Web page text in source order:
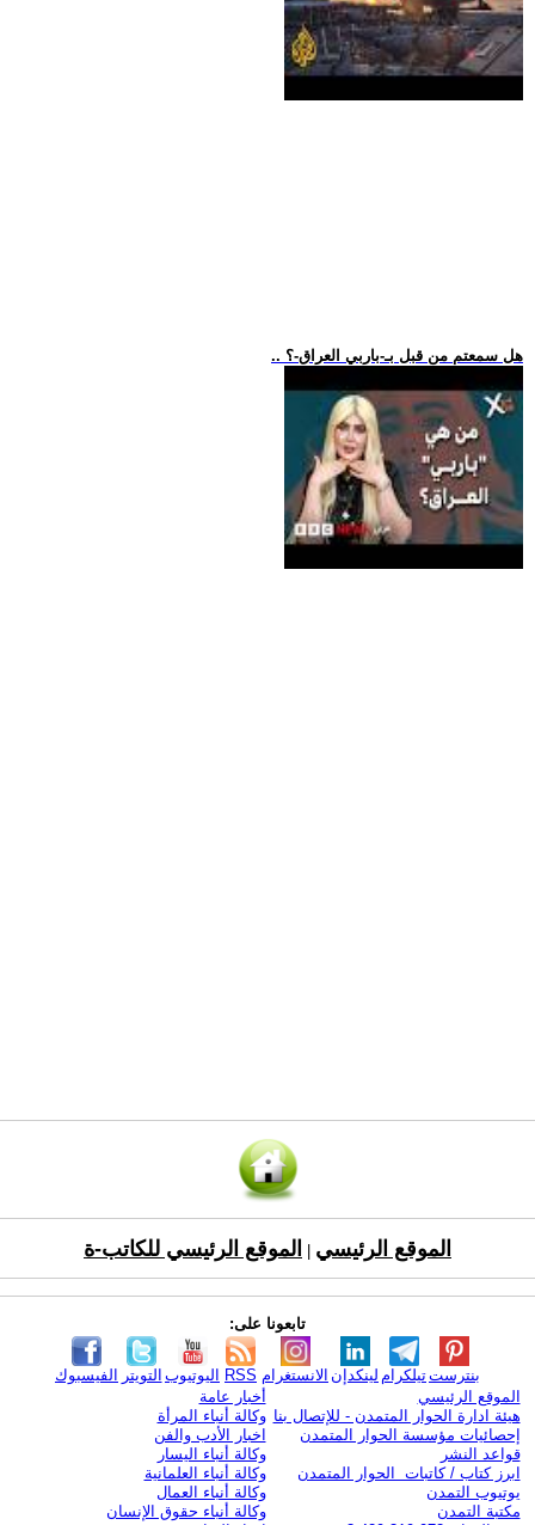
.. هل سمعتم من قبل بـ-باربي العراق-؟
الموقع الرئيسي الموقع الرئيسي للكاتب-ة
تابعونا على:
الفيسبوك التويتر اليوتيوب RSS الانستغرام لينكدإن تيلكرامبنترست
الموقع الرئيسي
هيئة ادارة الحوار المتمدن - للإتصال بنا
إحصائيات مؤسسة الحوار المتمدن
قواعد النشر
ابرز كتاب / كاتبات الحوار المتمدن
يوتيوب التمدن
مكتبة التمدن
أخبار عامة
وكالة أنباء المرأة
اخبار الأدب والفن
وكالة أنباء اليسار
وكالة أنباء العلمانية
وكالة أنباء العمال
وكالة أنباء حقوق الإنسان